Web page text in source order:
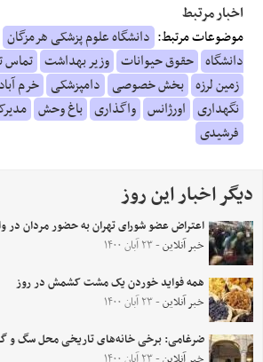
اخبار مرتبط
موضوعات مرتبط: دانشگاه علوم پزشکی هرمزگان
دانشگاه حقوق حیوانات وزیر بهداشت تماس
زمین لرزه بخش خصوصی دامپزشکی خرم آباد
نگهداری اورژانس واگذاری باغ وحش
فرشیدی
دیگر اخبار این روز
اعتراض عضو شورای تهران به حضور مردان
خبر آنلاین- ۲۳ آبان ۱۴۰۰
همه فواید خوردن یک مشت کشمش در روز
خبر آنلاین- ۲۳ آبان ۱۴۰۰
ضرغامی: برخی خانه‌های تاریخی محل سگ و